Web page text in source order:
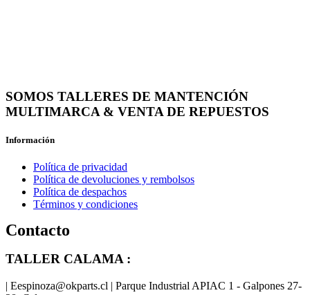
SOMOS TALLERES DE MANTENCIÓN
MULTIMARCA & VENTA DE REPUESTOS
Información
Política de privacidad
Política de devoluciones y rembolsos
Política de despachos
Términos y condiciones
Contacto
TALLER CALAMA :
| Eespinoza@okparts.cl | Parque Industrial APIAC 1 - Galpones 27-